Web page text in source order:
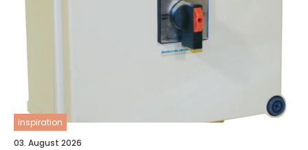
inspiration
03. August 2026